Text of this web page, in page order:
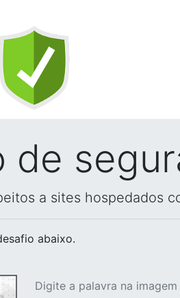
de
a sites hospedados
abaixo.
Digite a palavra na